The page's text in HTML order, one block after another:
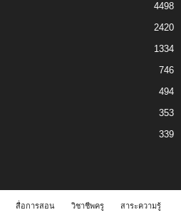
4498
2420
1334
746
494
353
339
สื่อการสอน วิชาชีพครู สาระความรู้